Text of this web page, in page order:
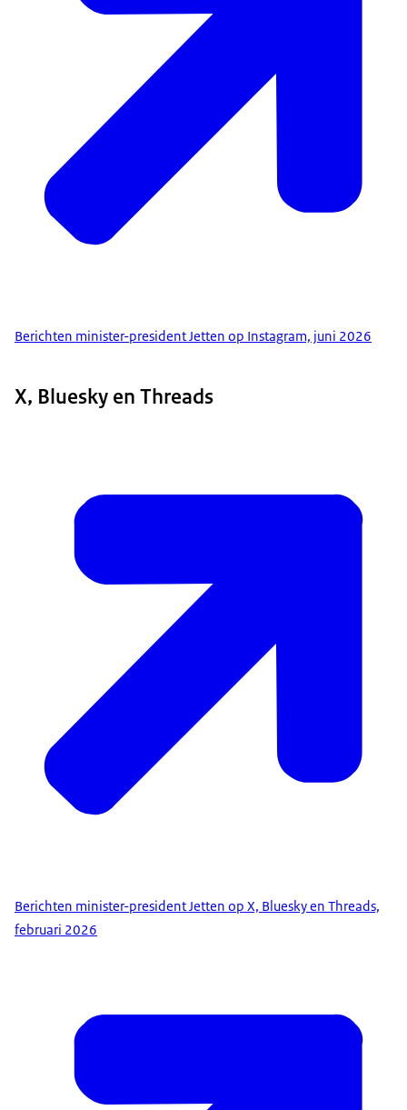
Berichten minister-president Jetten op Instagram, juni 2026
X, Bluesky en Threads
Berichten minister-president Jetten op X, Bluesky en Threads,
februari 2026